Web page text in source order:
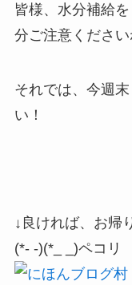
皆様、水分補給
分ご注意ください
それでは、今週
い！
↓良ければ、お帰
(*- -)(*_ _)ペコリ